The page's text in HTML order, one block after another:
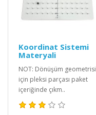
Koordinat Sistemi
Materyali
NOT: Dönüşüm geometrisi
için pleksi parçası paket
içeriğinde çıkm..